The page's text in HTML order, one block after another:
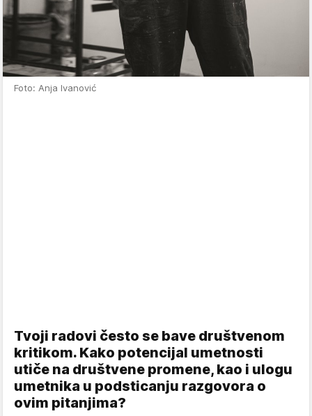
Foto: Anja Ivanović
Tvoji radovi često se bave društvenom
kritikom. Kako potencijal umetnosti
utiče na društvene promene, kao i ulogu
umetnika u podsticanju razgovora o
ovim pitanjima?